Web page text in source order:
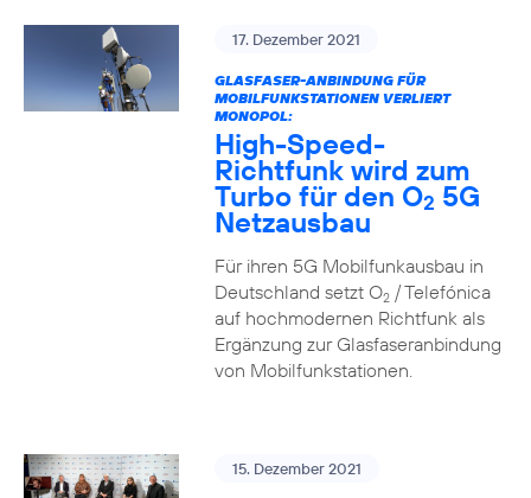
17. Dezember 2021
GLASFASER-ANBINDUNG FÜR
MOBILFUNKSTATIONEN VERLIERT
MONOPOL:
High-Speed-
Richtfunk wird zum
Turbo für den O2 5G
Netzausbau
Für ihren 5G Mobilfunkausbau in
Deutschland setzt O2/ Telefónica
auf hochmodernen Richtfunk als
Ergänzung zur Glasfaseranbindung
von Mobilfunkstationen.
15. Dezember 2021